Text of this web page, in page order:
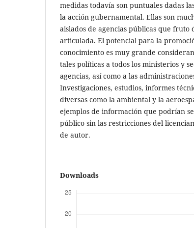
medidas todavía son puntuales dadas
la acción gubernamental. Ellas son
aislados de agencias públicas que fruto
articulada. El potencial para la
conocimiento es muy grande
tales políticas a todos los ministerios y
agencias, así como a las
Investigaciones, estudios, informes
diversas como la ambiental y la
ejemplos de información que podrían
público sin las restricciones del
de autor.
Downloads